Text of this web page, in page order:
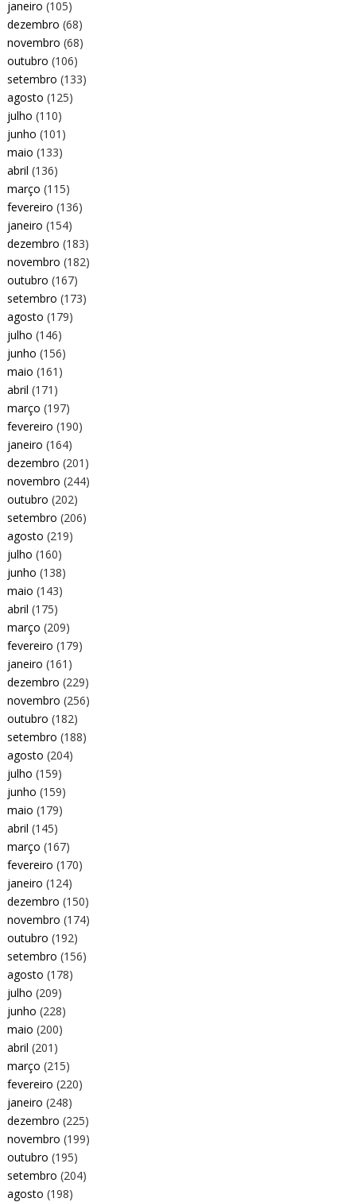
janeiro (105)
dezembro (68)
novembro (68)
outubro (106)
setembro (133)
agosto (125)
julho (110)
junho (101)
maio (133)
abril (136)
março (115)
fevereiro (136)
janeiro (154)
dezembro (183)
novembro (182)
outubro (167)
setembro (173)
agosto (179)
julho (146)
junho (156)
maio (161)
abril (171)
março (197)
fevereiro (190)
janeiro (164)
dezembro (201)
novembro (244)
outubro (202)
setembro (206)
agosto (219)
julho (160)
junho (138)
maio (143)
abril (175)
março (209)
fevereiro (179)
janeiro (161)
dezembro (229)
novembro (256)
outubro (182)
setembro (188)
agosto (204)
julho (159)
junho (159)
maio (179)
abril (145)
março (167)
fevereiro (170)
janeiro (124)
dezembro (150)
novembro (174)
outubro (192)
setembro (156)
agosto (178)
julho (209)
junho (228)
maio (200)
abril (201)
março (215)
fevereiro (220)
janeiro (248)
dezembro (225)
novembro (199)
outubro (195)
setembro (204)
agosto (198)